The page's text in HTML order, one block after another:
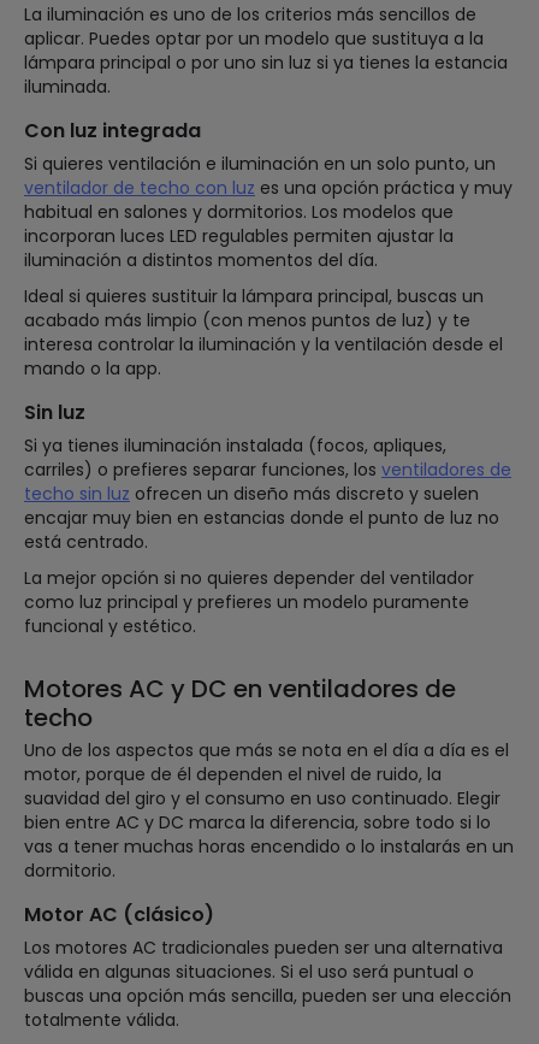
La iluminación es uno de los criterios más sencillos de
aplicar. Puedes optar por un modelo que sustituya a la
lámpara principal o por uno sin luz si ya tienes la estancia
iluminada.
Con luz integrada
Si quieres ventilación e iluminación en un solo punto, un
ventilador de techo con luz es una opción práctica y muy
habitual en salones y dormitorios. Los modelos que
incorporan luces LED regulables permiten ajustar la
iluminación a distintos momentos del día.
Ideal si quieres sustituir la lámpara principal, buscas un
acabado más limpio (con menos puntos de luz) y te
interesa controlar la iluminación y la ventilación desde el
mando o la app.
Sin luz
Si ya tienes iluminación instalada (focos, apliques,
carriles) o prefieres separar funciones, los ventiladores de
techo sin luz ofrecen un diseño más discreto y suelen
encajar muy bien en estancias donde el punto de luz no
está centrado.
La mejor opción si no quieres depender del ventilador
como luz principal y prefieres un modelo puramente
funcional y estético.
Motores AC y DC en ventiladores de
techo
Uno de los aspectos que más se nota en el día a día es el
motor, porque de él dependen el nivel de ruido, la
suavidad del giro y el consumo en uso continuado. Elegir
bien entre AC y DC marca la diferencia, sobre todo si lo
vas a tener muchas horas encendido o lo instalarás en un
dormitorio.
Motor AC (clásico)
Los motores AC tradicionales pueden ser una alternativa
válida en algunas situaciones. Si el uso será puntual o
buscas una opción más sencilla, pueden ser una elección
totalmente válida.